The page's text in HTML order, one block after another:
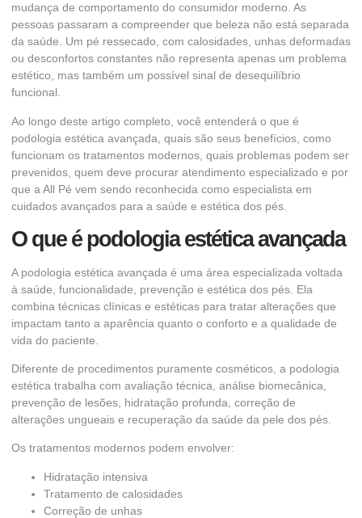
mudança de comportamento do consumidor moderno. As
pessoas passaram a compreender que beleza não está separada
da saúde. Um pé ressecado, com calosidades, unhas deformadas
ou desconfortos constantes não representa apenas um problema
estético, mas também um possível sinal de desequilíbrio
funcional.
Ao longo deste artigo completo, você entenderá o que é
podologia estética avançada, quais são seus benefícios, como
funcionam os tratamentos modernos, quais problemas podem ser
prevenidos, quem deve procurar atendimento especializado e por
que a All Pé vem sendo reconhecida como especialista em
cuidados avançados para a saúde e estética dos pés.
O que é podologia estética avançada
A podologia estética avançada é uma área especializada voltada
à saúde, funcionalidade, prevenção e estética dos pés. Ela
combina técnicas clínicas e estéticas para tratar alterações que
impactam tanto a aparência quanto o conforto e a qualidade de
vida do paciente.
Diferente de procedimentos puramente cosméticos, a podologia
estética trabalha com avaliação técnica, análise biomecânica,
prevenção de lesões, hidratação profunda, correção de
alterações ungueais e recuperação da saúde da pele dos pés.
Os tratamentos modernos podem envolver:
Hidratação intensiva
Tratamento de calosidades
Correção de unhas